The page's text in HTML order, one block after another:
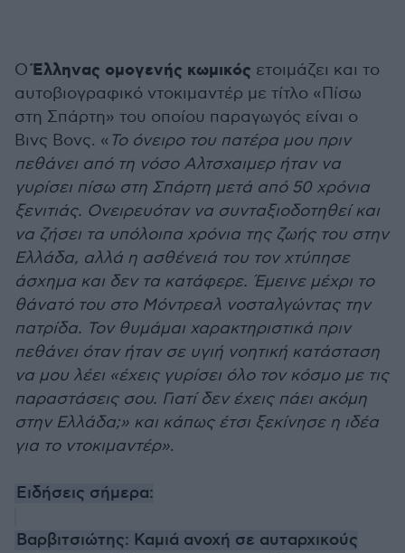
ΟΈλληνας ομογενής κωμικός ετοιμάζει και το
αυτοβιογραφικό ντοκιμαντέρ με τίτλο «Πίσω
στη Σπάρτη» του οποίου παραγωγός είναι ο
Βινς Βονς. « Το όνειρο του πατέρα μου πριν
πεθάνει από τη νόσο Αλτσχαιμερ ήταν να
γυρίσει πίσω στη Σπάρτη μετά από 50 χρόνια
ξενιτιάς. Ονειρευόταν να συνταξιοδοτηθεί και
να ζήσει τα υπόλοιπα χρόνια της ζωής του στην
Ελλάδα, αλλά η ασθένειά του τον χτύπησε
άσχημα και δεν τα κατάφερε. Έμεινε μέχρι το
θάνατό του στο Μόντρεαλ νοσταλγώντας την
πατρίδα. Τον θυμάμαι χαρακτηριστικά πριν
πεθάνει όταν ήταν σε υγιή νοητική κατάσταση
να μου λέει «έχεις γυρίσει όλο τον κόσμο με τις
παραστάσεις σου. Γιατί δεν έχεις πάει ακόμη
στην Ελλάδα;» και κάπως έτσι ξεκίνησε η ιδέα
για το ντοκιμαντέρ».
Ειδήσεις σήμερα:
Βαρβιτσιώτης: Καμιά ανοχή σε αυταρχικούς